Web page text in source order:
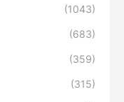
(1043)
(683)
(359)
(315)